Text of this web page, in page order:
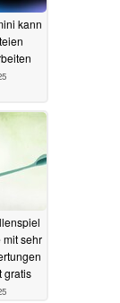
kann
sehr
gratis